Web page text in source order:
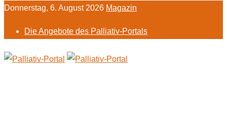
Donnerstag, 6. August 2026 Magazin
Die Angebote des Palliativ-Portals